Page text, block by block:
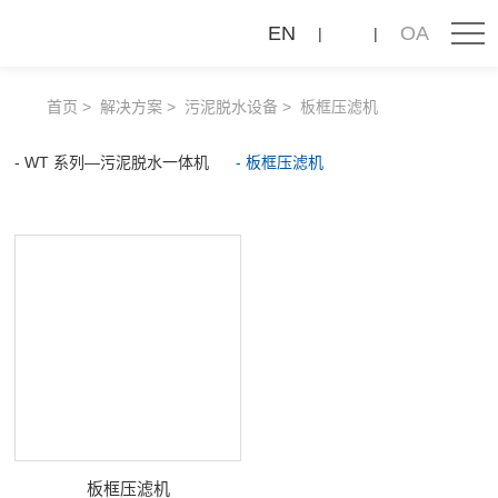
EN OA
机
首页 解决方案 污泥脱水设备 板框压滤机
WT 系列—污泥脱水一体机 板框压滤机
板框压滤机